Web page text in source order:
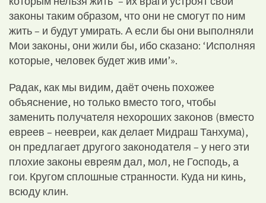
законы таким образом, что они не смогут по ним
жить – и будут умирать. А если бы они выполняли
Мои законы, они жили бы, ибо сказано: ‘Исполняя
которые, человек будет жив ими’».
Радак, как мы видим, даёт очень похожее
объяснение, но только вместо того, чтобы
заменить получателя нехороших законов (вместо
евреев – неевреи, как делает Мидраш Танхума),
он предлагает другого законодателя – у него эти
плохие законы евреям дал, мол, не Господь, а
гои. Кругом сплошные странности. Куда ни кинь,
всюду клин.